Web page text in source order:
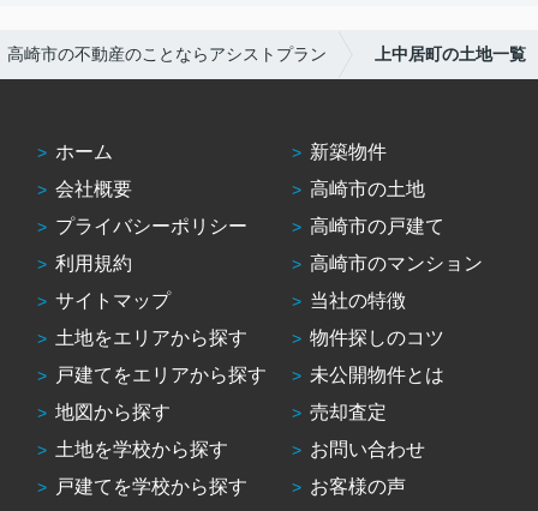
高崎市の不動産のことならアシストプラン 上中居町の土地一覧
ホーム
会社概要
プライバシーポリシー
利用規約
サイトマップ
土地をエリアから探す
戸建てをエリアから探す
地図から探す
土地を学校から探す
戸建てを学校から探す
新築物件
高崎市の土地
高崎市の戸建て
高崎市のマンション
当社の特徴
物件探しのコツ
未公開物件とは
売却査定
お問い合わせ
お客様の声